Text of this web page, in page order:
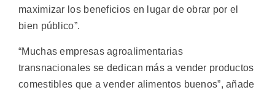
maximizar los beneficios en lugar de obrar por el
bien público”.
“Muchas empresas agroalimentarias
transnacionales se dedican más a vender productos
comestibles que a vender alimentos buenos”, añade